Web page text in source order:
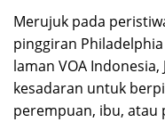
Merujuk pada
pinggiran
laman VOA
kesadaran untuk
perempuan, ibu, atau